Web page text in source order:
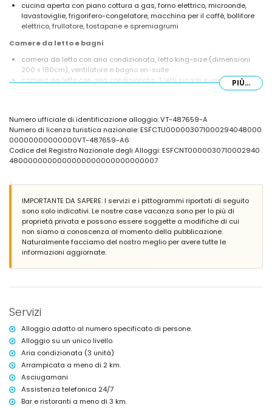
cucina aperta con piano cottura a gas, forno elettrico, microonde,
lavastoviglie, frigorifero-congelatore, macchina per il caffè, bollitore
elettrico, frullatore, tostapane e spremiagrumi
Camere da letto e bagni
camera da letto con aria condizionata, letto king-size (dimensioni
200 x 180cm), ventilatore e bagno en-suite
camera da letto con aria condizionata, 2 letti singoli e ventilatore
bagno en-suite con lavabo singolo, combinazione vasca/doccia e
Esterni della villa
ampio terreno recintato
piscina privata di 9m x 4m e profonda 2m
giardino con ghiaia, alberi e mobili da giardino con lettini prendisole
barbecue
zona salotto e zona pranzo all'aperto
parcheggio privato coperto
Informazioni aggiuntive
città più vicina: Jávea (entro 5 chilometri dalla villa)
riva o fiume più vicino: Mediterráneo, Jávea (entro 5 chilometri dalla
spiaggia più vicina: El Arenal, Jávea (entro 5 chilometri dalla villa)
aeroporto più vicino: Alicante (entro 100 chilometri dalla villa)
animali non ammessi
l'alloggio è molto adatto per famiglie con bambini
Servizi e strutture incluse nel prezzo di affitto della villa
internet (WiFi)
ferro e asse da stiro
lenzuola e asciugamani
PIÙ...
Numero ufficiale di identificazione alloggio: VT-487659-A
Numero di licenza turistica nazionale: ESFCTU000003071000294048000
00000000000000VT-487659-A6
Codice del Registro Nazionale degli Alloggi: ESFCNT0000030710002940
4800000000000000000000000000007
IMPORTANTE DA SAPERE: I servizi e i pittogrammi riportati di seguito
sono solo indicativi. Le nostre case vacanza sono per lo più di
proprietà privata e possono essere soggette a modifiche di cui
non siamo a conoscenza al momento della pubblicazione.
Naturalmente facciamo del nostro meglio per avere tutte le
informazioni aggiornate.
Servizi
Alloggio adatto al numero specificato di persone.
Alloggio su un unico livello.
Aria condizionata (3 unità)
Arrampicata a meno di 2 km.
Asciugamani
Assistenza telefonica 24/7
Bar e ristoranti a meno di 3 km.